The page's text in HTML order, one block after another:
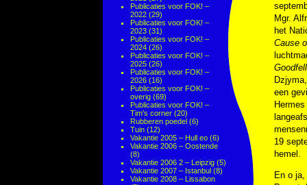
Publicaties voor FOK! –
2022 (29)
Publicaties voor FOK! –
2023 (31)
Publicaties voor FOK! –
2024 (26)
Publicaties voor FOK! –
2025 (26)
Publicaties voor FOK! –
2026 (16)
Publicaties voor FOK! –
overig (69)
Publicaties voor FOK! –
Tim's corner (20)
Rubberen poedel (6)
Tuin (12)
Vakantie 2005 – Hull eo (6)
Vakantie 2006 – Oostende
(8)
Vakantie 2006 2 – Leipzig (5)
Vakantie 2007 – Istanbul (8)
Vakantie 2008 – Lissabon
Mgr.
het
Cause
een
19
hemel.
En o